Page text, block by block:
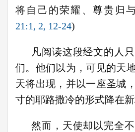
将自己的荣耀、尊贵归
21:1, 2, 12-24)
凡阅读这段经文的人
们。他们以为，可见的天
天将出现，并以一座圣城
寸的耶路撒冷的形式降在新
然而，天使却以完全